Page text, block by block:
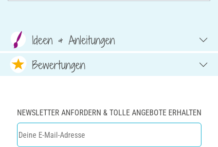
Ideen & Anleitungen
Bewertungen
NEWSLETTER ANFORDERN & TOLLE ANGEBOTE ERHALTEN